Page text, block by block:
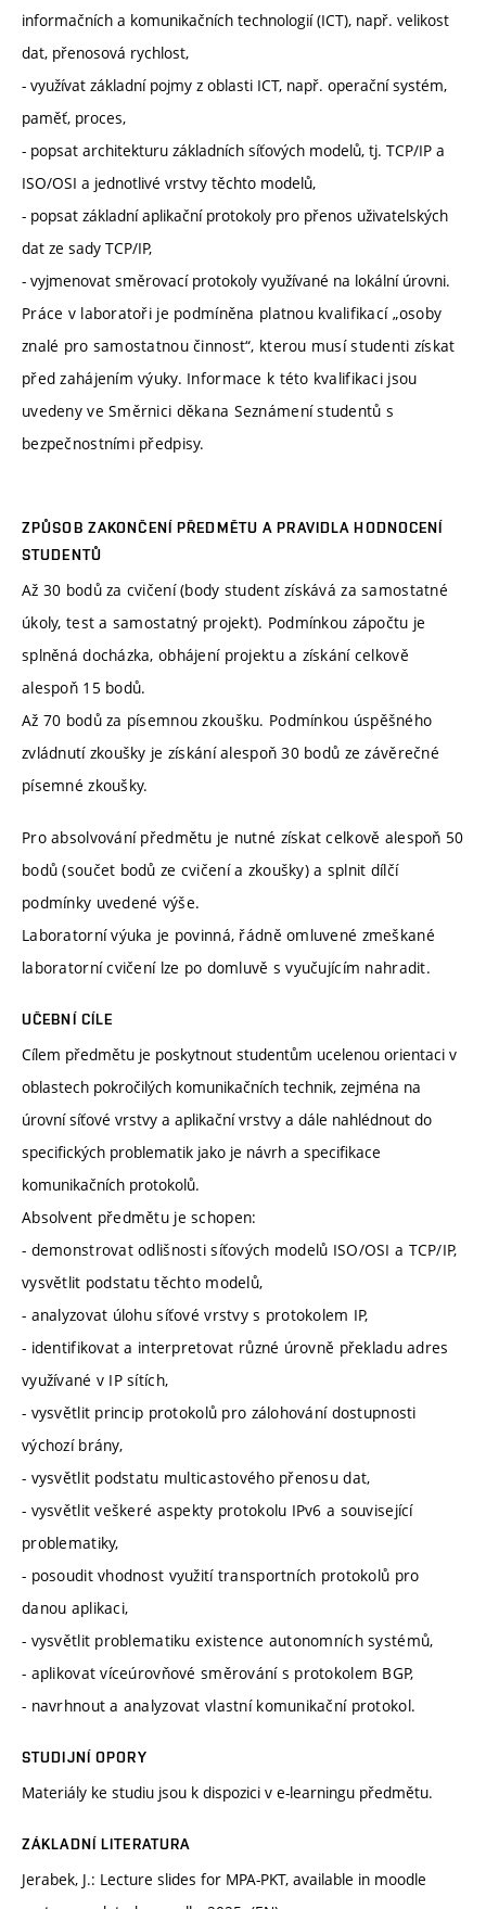
informačních a komunikačních technologií (ICT), např. velikost
dat, přenosová rychlost,
- využívat základní pojmy z oblasti ICT, např. operační systém,
paměť, proces,
- popsat architekturu základních síťových modelů, tj. TCP/IP a
ISO/OSI a jednotlivé vrstvy těchto modelů,
- popsat základní aplikační protokoly pro přenos uživatelských
dat ze sady TCP/IP,
- vyjmenovat směrovací protokoly využívané na lokální úrovni.
Práce v laboratoři je podmíněna platnou kvalifikací „osoby
znalé pro samostatnou činnost“, kterou musí studenti získat
před zahájením výuky. Informace k této kvalifikaci jsou
uvedeny ve Směrnici děkana Seznámení studentů s
bezpečnostními předpisy.
ZPŮSOB ZAKONČENÍ PŘEDMĚTU A PRAVIDLA HODNOCENÍ
STUDENTŮ
Až 30 bodů za cvičení (body student získává za samostatné
úkoly, test a samostatný projekt). Podmínkou zápočtu je
splněná docházka, obhájení projektu a získání celkově
alespoň 15 bodů.
Až 70 bodů za písemnou zkoušku. Podmínkou úspěšného
zvládnutí zkoušky je získání alespoň 30 bodů ze závěrečné
písemné zkoušky.
Pro absolvování předmětu je nutné získat celkově alespoň 50
bodů (součet bodů ze cvičení a zkoušky) a splnit dílčí
podmínky uvedené výše.
Laboratorní výuka je povinná, řádně omluvené zmeškané
laboratorní cvičení lze po domluvě s vyučujícím nahradit.
UČEBNÍ CÍLE
Cílem předmětu je poskytnout studentům ucelenou orientaci v
oblastech pokročilých komunikačních technik, zejména na
úrovní síťové vrstvy a aplikační vrstvy a dále nahlédnout do
specifických problematik jako je návrh a specifikace
komunikačních protokolů.
Absolvent předmětu je schopen:
- demonstrovat odlišnosti síťových modelů ISO/OSI a TCP/IP,
vysvětlit podstatu těchto modelů,
- analyzovat úlohu síťové vrstvy s protokolem IP,
- identifikovat a interpretovat různé úrovně překladu adres
využívané v IP sítích,
- vysvětlit princip protokolů pro zálohování dostupnosti
výchozí brány,
- vysvětlit podstatu multicastového přenosu dat,
- vysvětlit veškeré aspekty protokolu IPv6 a související
problematiky,
- posoudit vhodnost využití transportních protokolů pro
danou aplikaci,
- vysvětlit problematiku existence autonomních systémů,
- aplikovat víceúrovňové směrování s protokolem BGP,
- navrhnout a analyzovat vlastní komunikační protokol.
STUDIJNÍ OPORY
Materiály ke studiu jsou k dispozici v e-learningu předmětu.
ZÁKLADNÍ LITERATURA
Jerabek, J.: Lecture slides for MPA-PKT, available in moodle